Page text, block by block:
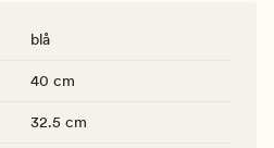
blå
40 cm
32.5 cm